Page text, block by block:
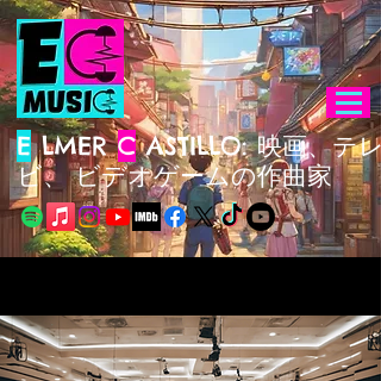
E LMER C ASTILLO: 映画、テレ
ビ、 ビデオゲームの作曲家